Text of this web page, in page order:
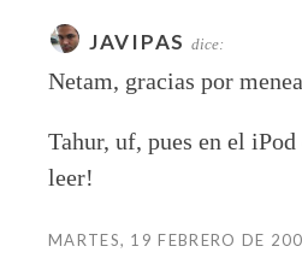
JAVIPAS dice:
Netam, gracias por
Tahur, uf, pues en el
leer!
MARTES, 19 FEBRERO DE